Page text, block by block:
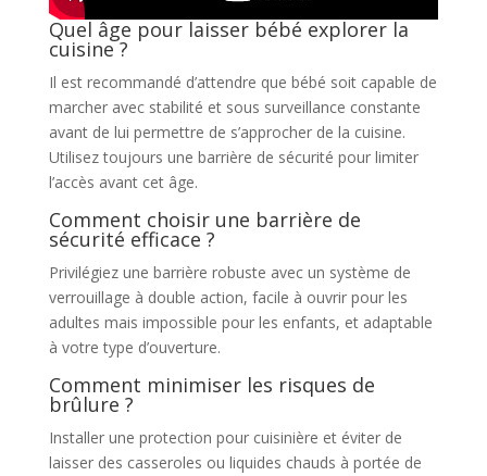
Quel âge pour laisser bébé explorer la
cuisine ?
Il est recommandé d’attendre que bébé soit capable de
marcher avec stabilité et sous surveillance constante
avant de lui permettre de s’approcher de la cuisine.
Utilisez toujours une barrière de sécurité pour limiter
l’accès avant cet âge.
Comment choisir une barrière de
sécurité efficace ?
Privilégiez une barrière robuste avec un système de
verrouillage à double action, facile à ouvrir pour les
adultes mais impossible pour les enfants, et adaptable
à votre type d’ouverture.
Comment minimiser les risques de
brûlure ?
Installer une protection pour cuisinière et éviter de
laisser des casseroles ou liquides chauds à portée de